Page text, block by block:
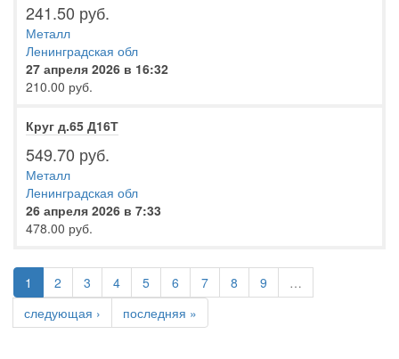
241.50 руб.
Металл
Ленинградская обл
27 апреля 2026 в 16:32
210.00 руб.
Круг д.65 Д16Т
549.70 руб.
Металл
Ленинградская обл
26 апреля 2026 в 7:33
478.00 руб.
1 2 3 4 5 6 7 8 9
…
следующая ›
последняя »